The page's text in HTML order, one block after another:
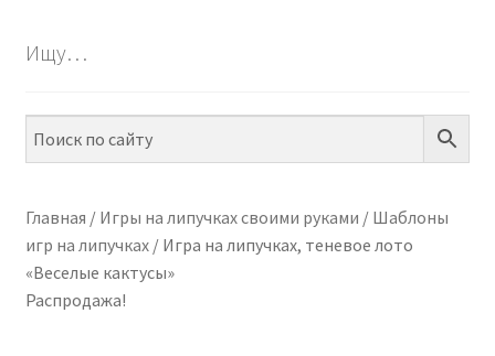
ПО НАВЫКАМ
МЕТОДИКИ
АРТ СТУДИЯ
Ищу…
Главная / Игры на липучках своими руками / Шаблоны
игр на липучках/ Игра на липучках, теневое лото
«Веселые кактусы»
Распродажа!